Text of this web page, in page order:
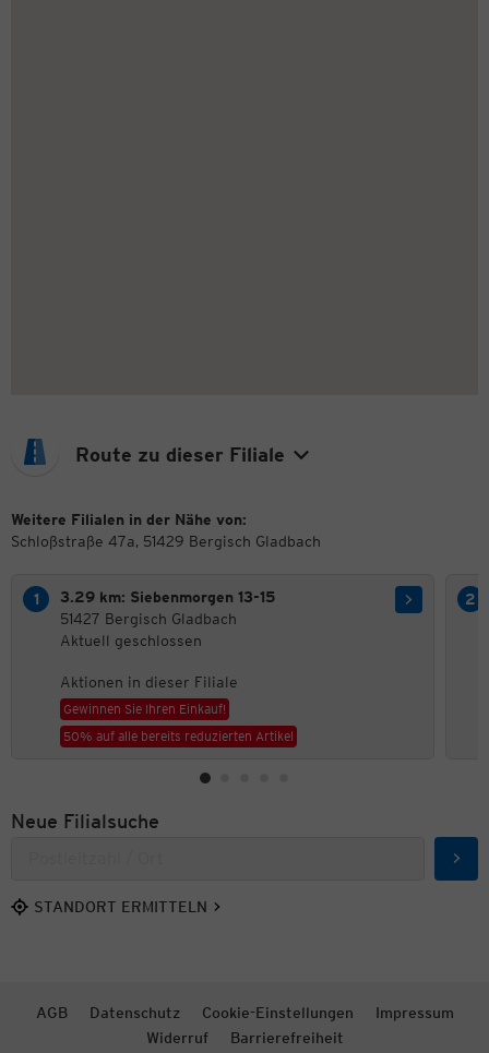
Route zu dieser Filiale
Weitere Filialen in der Nähe von:
Schloßstraße 47a, 51429 Bergisch Gladbach
3.29 km: Siebenmorgen 13-15
51427 Bergisch Gladbach
Aktuell geschlossen
Aktionen in dieser Filiale
Gewinnen Sie Ihren Einkauf!
50% auf alle bereits reduzierten Artikel
Neue Filialsuche
STANDORT ERMITTELN
AGB Datenschutz Cookie-Einstellungen
Impressum
Widerruf
Barrierefreiheit